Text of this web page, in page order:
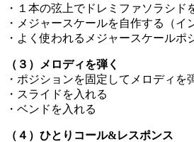
・１本の弦上でドレミファソラシド
・メジャースケールを自作する（イ
・よく使われるメジャースケールポ
（３）メロディを弾く
・ポジションを固定してメロディを
・スライドを入れる
・ベンドを入れる
（４）ひとりコール&レスポンス